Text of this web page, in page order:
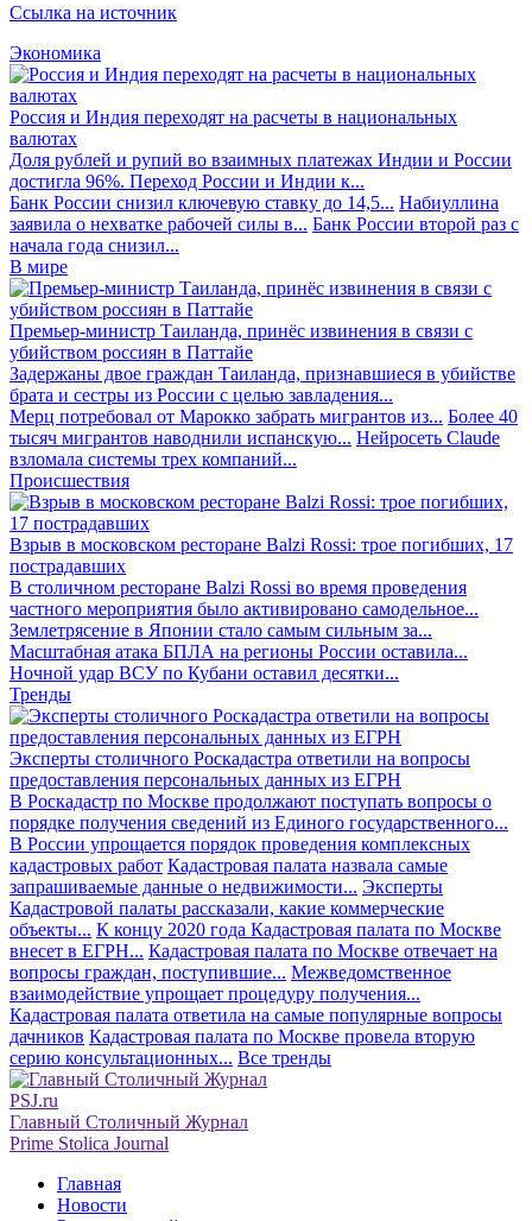
Ссылка на источник
Экономика
Россия и Индия переходят на расчеты в национальных
валютах
Доля рублей и рупий во взаимных платежах Индии и России
достигла 96%. Переход России и Индии к...
Банк России снизил ключевую ставку до 14,5... Набиуллина
заявила о нехватке рабочей силы в... Банк России второй раз с
начала года снизил...
В мире
Премьер-министр Таиланда, принёс извинения в связи с
убийством россиян в Паттайе
Задержаны двое граждан Таиланда, признавшиеся в убийстве
брата и сестры из России с целью завладения...
Мерц потребовал от Марокко забрать мигрантов из... Более 40
тысяч мигрантов наводнили испанскую... Нейросеть Claude
взломала системы трех компаний...
Происшествия
Взрыв в московском ресторане Balzi Rossi: трое погибших, 17
пострадавших
В столичном ресторане Balzi Rossi во время проведения
частного мероприятия было активировано самодельное...
Землетрясение в Японии стало самым сильным за...
Масштабная атака БПЛА на регионы России оставила...
Ночной удар ВСУ по Кубани оставил десятки...
Тренды
Эксперты столичного Роскадастра ответили на вопросы
предоставления персональных данных из ЕГРН
В Роскадастр по Москве продолжают поступать вопросы о
порядке получения сведений из Единого государственного...
В России упрощается порядок проведения комплексных
кадастровых работ Кадастровая палата назвала самые
запрашиваемые данные о недвижимости... Эксперты
Кадастровой палаты рассказали, какие коммерческие
объекты... К концу 2020 года Кадастровая палата по Москве
внесет в ЕГРН... Кадастровая палата по Москве отвечает на
вопросы граждан, поступившие... Межведомственное
взаимодействие упрощает процедуру получения...
Кадастровая палата ответила на самые популярные вопросы
дачников Кадастровая палата по Москве провела вторую
серию консультационных... Все тренды
PSJ.ru
Главный Столичный Журнал
Prime Stolica Journal
Главная
Новости